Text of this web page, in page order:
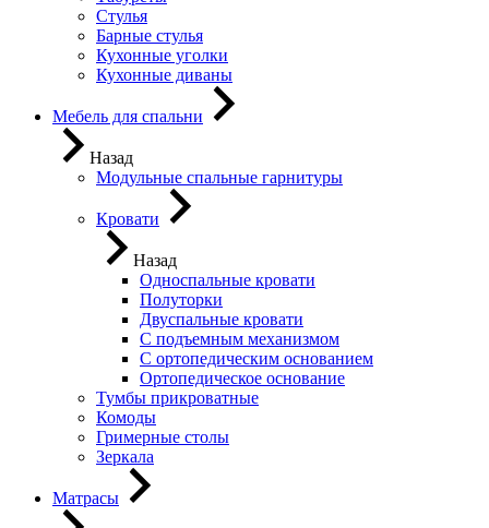
Стулья
Барные стулья
Кухонные уголки
Кухонные диваны
Мебель для спальни
Назад
Модульные спальные гарнитуры
Кровати
Назад
Односпальные кровати
Полуторки
Двуспальные кровати
С подъемным механизмом
С ортопедическим основанием
Ортопедическое основание
Тумбы прикроватные
Комоды
Гримерные столы
Зеркала
Матрасы